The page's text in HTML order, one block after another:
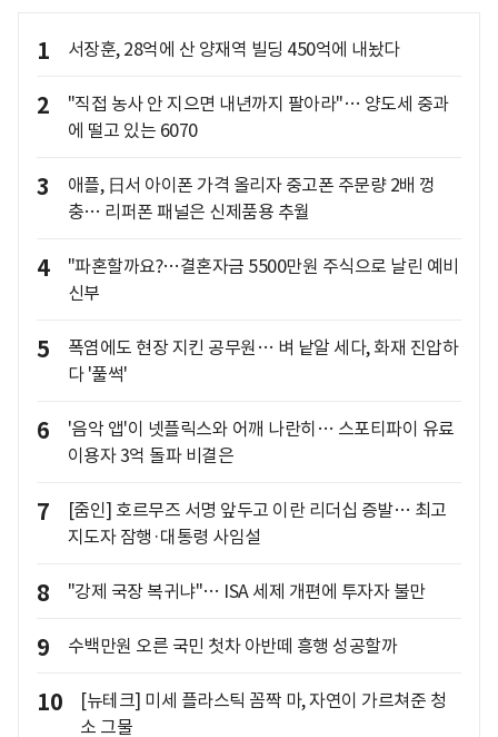
1 서장훈, 28억에 산 양재역 빌딩 450억에 내놨다
2
"직접 농사 안 지으면 내년까지 팔아라"… 양도세 중과
에 떨고 있는 6070
3
애플, 日서 아이폰 가격 올리자 중고폰 주문량 2배 껑
충… 리퍼폰 패널은 신제품용 추월
4
"파혼할까요?…결혼자금 5500만원 주식으로 날린 예비
신부
5
폭염에도 현장 지킨 공무원… 벼 낱알 세다, 화재 진압하
다 '풀썩'
6
'음악 앱'이 넷플릭스와 어깨 나란히… 스포티파이 유료
이용자 3억 돌파 비결은
7
[줌인] 호르무즈 서명 앞두고 이란 리더십 증발… 최고
지도자 잠행·대통령 사임설
8 "강제 국장 복귀냐"… ISA 세제 개편에 투자자 불만
9 수백만원 오른 국민 첫차 아반떼 흥행 성공할까
10
[뉴테크] 미세 플라스틱 꼼짝 마, 자연이 가르쳐준 청
소 그물